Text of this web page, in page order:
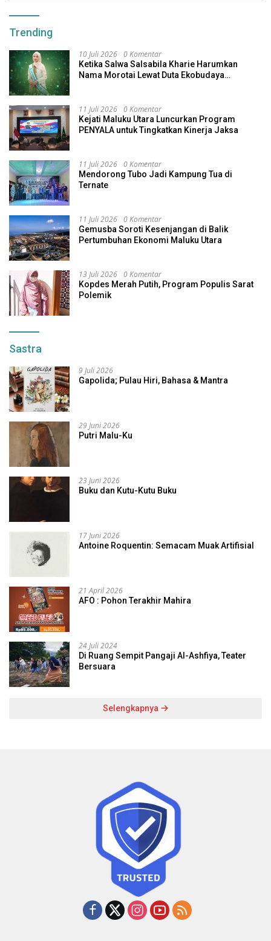
Trending
10 Juli 2026 0 Komentar
Ketika Salwa Salsabila Kharie Harumkan
Nama Morotai Lewat Duta Ekobudaya
11 Juli 2026 0 Komentar
Kejati Maluku Utara Luncurkan Program
PENYALA untuk Tingkatkan Kinerja Jaksa
11 Juli 2026 0 Komentar
Mendorong Tubo Jadi Kampung Tua di
Ternate
11 Juli 2026 0 Komentar
Gemusba Soroti Kesenjangan di Balik
Pertumbuhan Ekonomi Maluku Utara
13 Juli 2026 0 Komentar
Kopdes Merah Putih, Program Populis Sarat
Polemik
Sastra
9 Juli 2026
Gapolida; Pulau Hiri, Bahasa & Mantra
29 Juni 2026
Putri Malu-Ku
23 Juni 2026
Buku dan Kutu-Kutu Buku
17 Juni 2026
Antoine Roquentin: Semacam Muak Artifisial
21 April 2026
AFO : Pohon Terakhir Mahira
24 Juli 2024
Di Ruang Sempit Pangaji Al-Ashfiya, Teater
Bersuara
Selengkapnya